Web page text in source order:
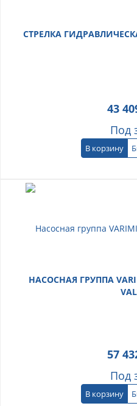
СТРЕЛКА
43
Под
В корзину
НАСОСНАЯ ГРУППА
57
Под
В корзину